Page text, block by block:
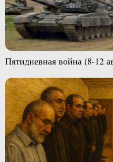
Пятидневная война (8-12